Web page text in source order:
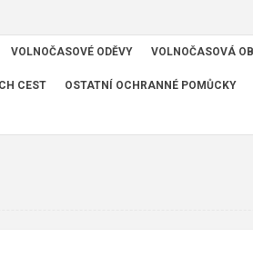
VOLNOČASOVÉ ODĚVY VOLNOČASOVÁ
CEST OSTATNÍ OCHRANNÉ POMŮCKY